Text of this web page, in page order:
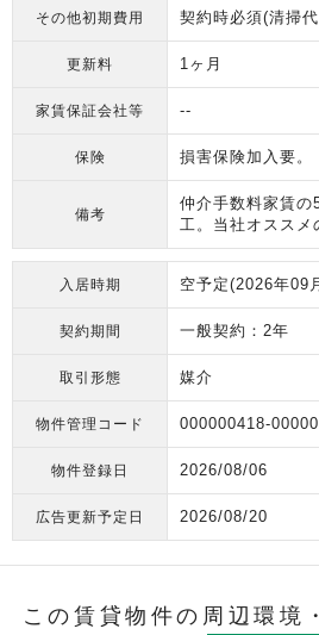
その他初期費用 契約時必須(清掃
更新料 1ヶ月
家賃保証会社等 --
保険 損害保険加入要。
備考
仲介手数料家賃
工。当社オススメ
入居時期 空予定(2026年09
契約期間 一般契約：2年
取引形態 媒介
物件管理コード 000000418-
物件登録日 2026/08/06
広告更新予定日 2026/08/20
この賃貸物件の周辺環境・